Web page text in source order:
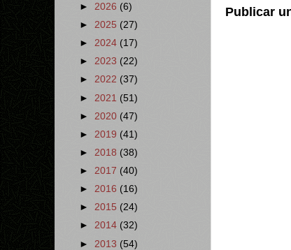
Publicar
► 2026 (6)
► 2025 (27)
► 2024 (17)
► 2023 (22)
► 2022 (37)
► 2021 (51)
► 2020 (47)
► 2019 (41)
► 2018 (38)
► 2017 (40)
► 2016 (16)
► 2015 (24)
► 2014 (32)
► 2013 (54)